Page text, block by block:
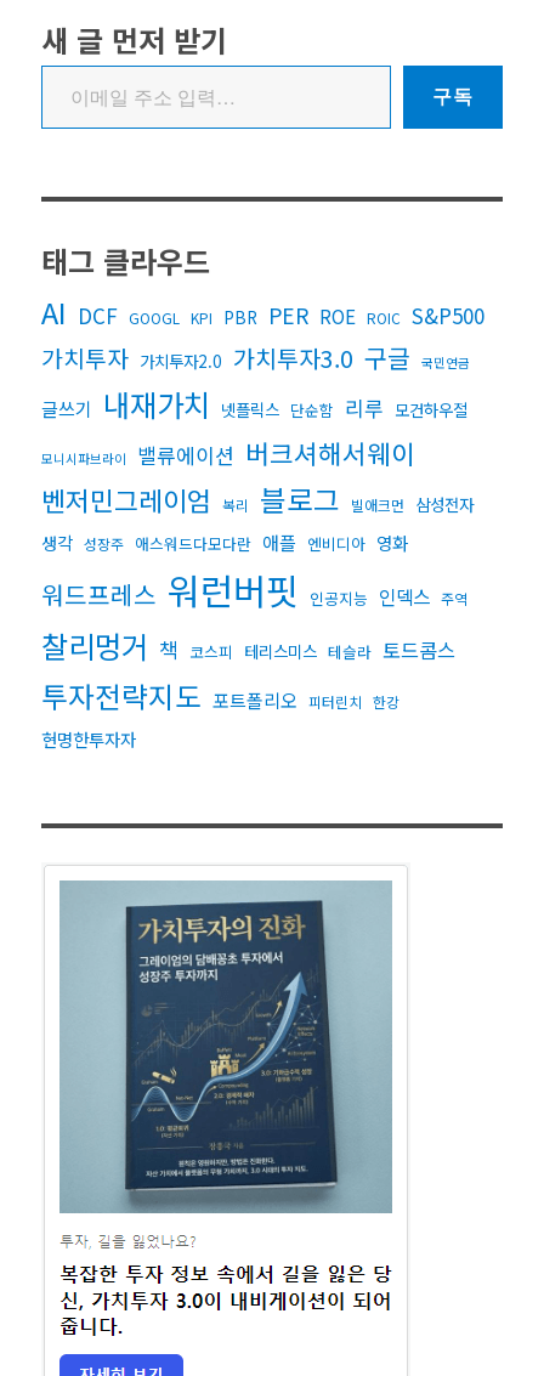
새 글 먼저 받기
이메일 주소 입력…
구독
태그 클라우드
AI DCF GOOGL KPI PBR PER ROE ROIC S&P500
가치투자 가치투자2.0 가치투자3.0 구글 국민연금
글쓰기 내재가치 넷플릭스 단순함 리루 모건하우절
모니시파브라이 밸류에이션 버크셔해서웨이
벤저민그레이엄
복리 블로그 빌애크먼 삼성전자
생각 성장주 애스워드다모다란 애플 엔비디아 영화
워드프레스 워런버핏 인공지능 인덱스 주역
찰리멍거 책 코스피 테리스미스 테슬라 토드콤스
투자전략지도 포트폴리오 피터린치 한강
현명한투자자